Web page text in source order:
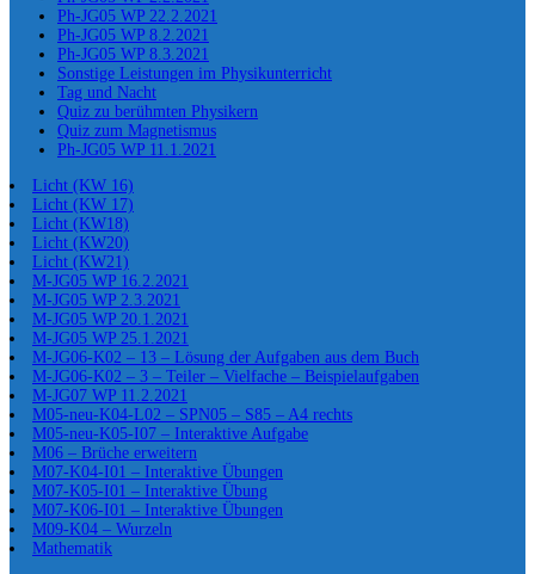
Ph-JG05 WP 22.2.2021
Ph-JG05 WP 8.2.2021
Ph-JG05 WP 8.3.2021
Sonstige Leistungen im Physikunterricht
Tag und Nacht
Quiz zu berühmten Physikern
Quiz zum Magnetismus
Ph-JG05 WP 11.1.2021
Licht (KW 16)
Licht (KW 17)
Licht (KW18)
Licht (KW20)
Licht (KW21)
M-JG05 WP 16.2.2021
M-JG05 WP 2.3.2021
M-JG05 WP 20.1.2021
M-JG05 WP 25.1.2021
M-JG06-K02 – 13 – Lösung der Aufgaben aus dem Buch
M-JG06-K02 – 3 – Teiler – Vielfache – Beispielaufgaben
M-JG07 WP 11.2.2021
M05-neu-K04-L02 – SPN05 – S85 – A4 rechts
M05-neu-K05-I07 – Interaktive Aufgabe
M06 – Brüche erweitern
M07-K04-I01 – Interaktive Übungen
M07-K05-I01 – Interaktive Übung
M07-K06-I01 – Interaktive Übungen
M09-K04 – Wurzeln
Mathematik